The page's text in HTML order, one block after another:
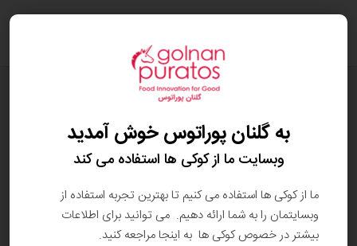
تفاوت کاکائو و شکلات در چیست؟
به گلنان پوراتوس خوش آمدید
وبسایت ما از کوکی ها استفاده می کند
ما از کوکی ها استفاده می کنیم تا بهترین تجربه استفاده از
وبسایتمان را به شما ارائه دهیم. می توانید برای اطلاعات
بیشتر در خصوص کوکی ها به اینجا مراجعه کنید.